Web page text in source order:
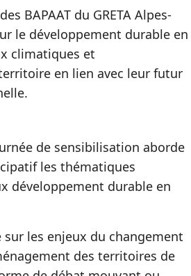
BAPAAT du GRETA Alpes-
le développement durable en
climatiques et
en lien avec leur futur
de sensibilisation aborde
les thématiques
développement durable en
sur les enjeux du changement
des territoires de